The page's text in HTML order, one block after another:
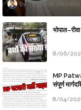
Updesh
8/06/
MP
संपूर्ण
8/04/